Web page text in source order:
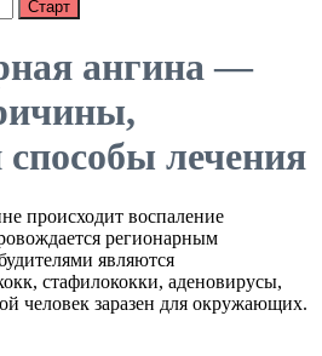
ангина —
лечения
происходит воспаление
регионарным
являются
стафилококки, аденовирусы,
человек заразен для окружающих.